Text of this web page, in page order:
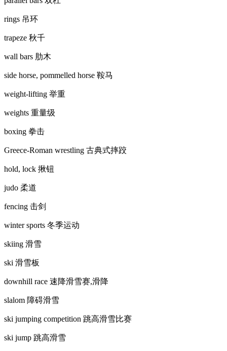
rings 吊环
trapeze 秋千
wall bars 肋木
side horse, pommelled horse 鞍马
weight-lifting 举重
weights 重量级
boxing 拳击
Greece-Roman wrestling 古典式摔跤
hold, lock 揪钮
judo 柔道
fencing 击剑
winter sports 冬季运动
skiing 滑雪
ski 滑雪板
downhill race 速降滑雪赛,滑降
slalom 障碍滑雪
ski jumping competition 跳高滑雪比赛
ski jump 跳高滑雪